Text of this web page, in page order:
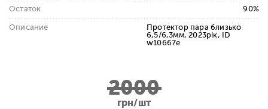
Остаток 90%
Описание
Протектор пара близько
6,5/6,3мм, 2023рік, ID
w10667e
2000
грн/шт